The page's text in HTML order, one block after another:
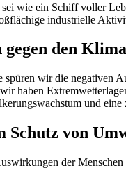
wie ein Schiff voller
industrielle
den
spüren wir die negativen
haben
und
Schutz von
der